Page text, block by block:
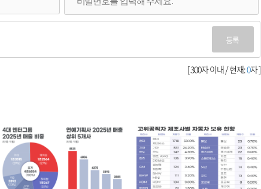
등록
[ 300자 이내 / 현재:0자 ]